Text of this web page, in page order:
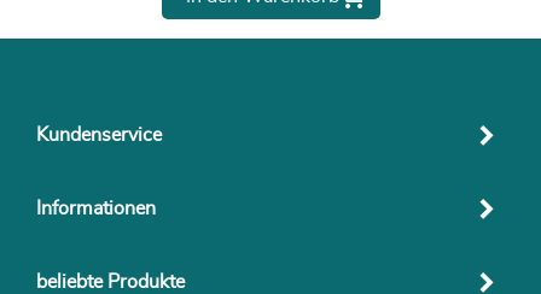
Kundenservice
Informationen
beliebte Produkte